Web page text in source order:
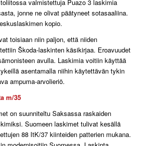
valmistettuja Puazo 3 laskimia
jonne ne olivat päätyneet sotasaaliina.
kopio.
toisiaan niin paljon, että niiden
Škoda-laskinten käsikirjaa. Eroavuudet
avulla. Laskimia voitiin käyttää
asentamalla niihin käytettävän tykin
ampuma-arvolieriö.
m/35
on suunniteltu Saksassa raskaiden
Suomeen laskimet tulivat kesällä
88 ItK/37 kiinteiden patterien mukana.